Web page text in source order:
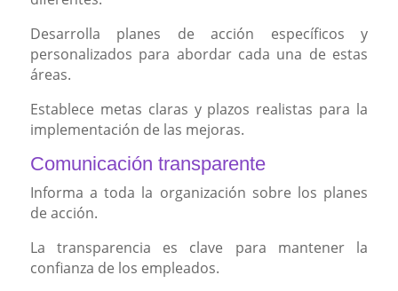
Desarrolla planes de acción específicos y
personalizados para abordar cada una de estas
áreas.
Establece metas claras y plazos realistas para la
implementación de las mejoras.
Comunicación transparente
Informa a toda la organización sobre los planes
de acción.
La transparencia es clave para mantener la
confianza de los empleados.